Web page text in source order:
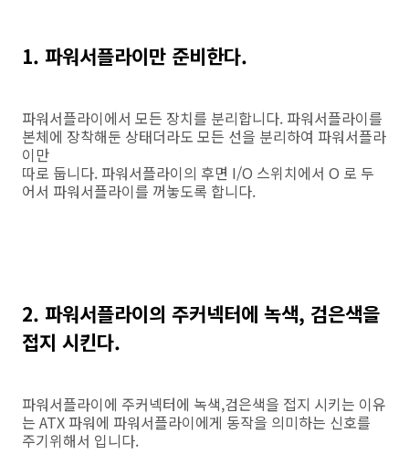
1. 파워서플라이만 준비한다.
파워서플라이에서 모든 장치를 분리합니다. 파워서플라이를
본체에 장착해둔 상태더라도 모든 선을 분리하여 파워서플라
이만
따로 둡니다. 파워서플라이의 후면 I/O 스위치에서 O 로 두
어서 파워서플라이를 꺼놓도록 합니다.
2. 파워서플라이의 주커넥터에 녹색, 검은색을
접지 시킨다.
파워서플라이에 주커넥터에 녹색,검은색을 접지 시키는 이유
는 ATX 파워에 파워서플라이에게 동작을 의미하는 신호를
주기위해서 입니다.